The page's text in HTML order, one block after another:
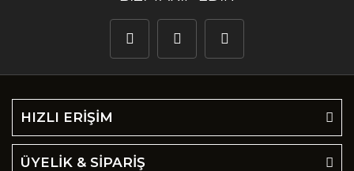
HIZLI ERİŞİM
ÜYELİK & SİPARİŞ